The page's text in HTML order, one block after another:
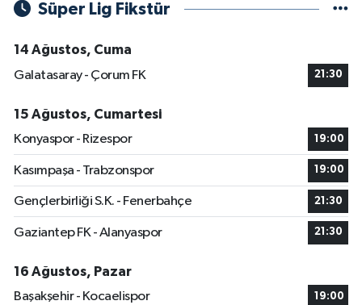
Süper Lig Fikstür
14 Ağustos, Cuma
Galatasaray - Çorum FK
21:30
15 Ağustos, Cumartesi
Konyaspor - Rizespor
19:00
Kasımpaşa - Trabzonspor 19:00
Gençlerbirliği S.K. - Fenerbahçe 21:30
Gaziantep FK - Alanyaspor 21:30
16 Ağustos, Pazar
Başakşehir - Kocaelispor
19:00